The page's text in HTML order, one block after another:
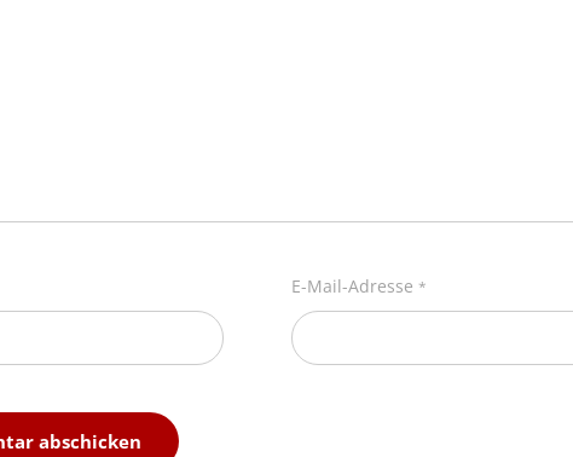
E-Mail-Adresse *